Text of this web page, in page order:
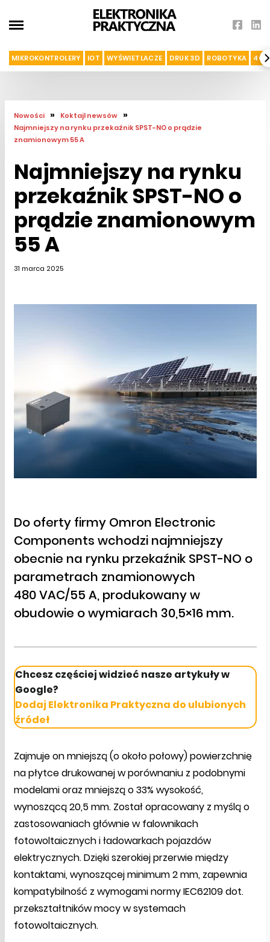
MIKROKONTROLERY IOT WYŚWIETLACZE DRUK 3D ROBOTYKA 4G I
Nowości » Koktajl newsów »
Najmniejszy na rynku przekaźnik SPST-NO o prądzie
znamionowym 55 A
Najmniejszy na rynku
przekaźnik SPST-NO o
prądzie znamionowym
55 A
31 marca 2025
Do oferty firmy Omron Electronic
Components wchodzi najmniejszy
obecnie na rynku przekaźnik SPST-NO o
parametrach znamionowych
480 VAC/55 A, produkowany w
obudowie o wymiarach 30,5×16 mm.
Chcesz częściej widzieć nasze artykuły w
Google?
Dodaj Elektronika Praktyczna do ulubionych
źródeł
Zajmuje on mniejszą (o około połowy) powierzchnię
na płytce drukowanej w porównaniu z podobnymi
modelami oraz mniejszą o 33% wysokość,
wynoszącą 20,5 mm. Został opracowany z myślą o
zastosowaniach głównie w falownikach
fotowoltaicznych i ładowarkach pojazdów
elektrycznych. Dzięki szerokiej przerwie między
kontaktami, wynoszącej minimum 2 mm, zapewnia
kompatybilność z wymogami normy IEC62109 dot.
przekształtników mocy w systemach
fotowoltaicznych.